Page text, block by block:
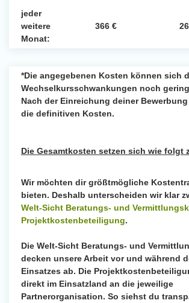
jeder
weitere
Monat:
366 €
*Die angegebenen Kosten können sich
Wechselkursschwankungen noch
Nach der Einreichung deiner
die definitiven Kosten.
Die Gesamtkosten setzen sich wie folgt
Wir möchten dir größtmögliche
bieten. Deshalb unterscheiden wir klar
Welt-Sicht Beratungs- und
Projektkostenbeteiligung.
Die Welt-Sicht Beratungs- und
decken unsere Arbeit vor und während
Einsatzes ab. Die
direkt im Einsatzland an die jeweilige
Partnerorganisation. So siehst du